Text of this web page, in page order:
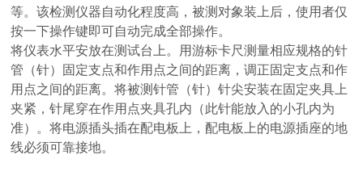
等。该检测仪器自动化程度高，被测对象装上后，使用者仅
按一下操作键即可自动完成全部操作。
将仪表水平安放在测试台上。用游标卡尺测量相应规格的针
管（针）固定支点和作用点之间的距离，调正固定支点和作
用点之间的距离。将被测针管（针）针尖安装在固定夹具上
夹紧，针尾穿在作用点夹具孔内（此针能放入的小孔内为
准）。将电源插头插在配电板上，配电板上的电源插座的地
线必须可靠接地。